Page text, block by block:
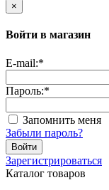
×
Войти в магазин
E-mail:*
Пароль:*
Запомнить меня
Забыли пароль?
Войти
Зарегистрироваться
Каталог товаров